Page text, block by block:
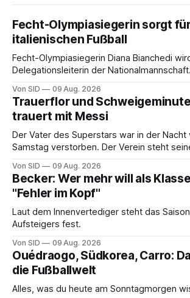
Fecht-Olympiasiegerin sorgt
italienischen Fußball
Fecht-Olympiasiegerin Diana Bianchedi
Delegationsleiterin der Nationalmannschaft.
Von SID 09 Aug. 2026
Trauerflor und
trauert mit Messi
Der Vater des Superstars war in der Nacht
Samstag verstorben. Der Verein steht
Von SID 09 Aug. 2026
Becker: Wer mehr will als
"Fehler im Kopf"
Laut dem Innenvertediger steht das
Aufsteigers fest.
Von SID 09 Aug. 2026
Ouédraogo, Südkorea, Carro:
die Fußballwelt
Alles, was du heute am Sonntagmorgen